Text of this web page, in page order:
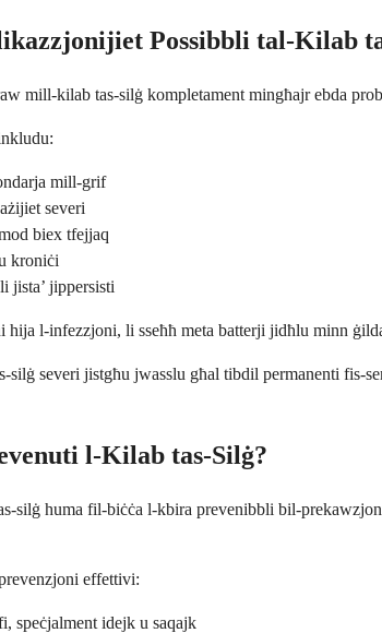
Possibbli tal-Kilab
mill-kilab tas-silġ kompletament mingħajr ebda
mill-grif
severi
biex tfejjaq
kroniċi
jista’ jippersisti
l-infezzjoni, li sseħħ meta batterji jidħlu minn
silġ severi jistgħu jwasslu għal tibdil permanenti
l-Kilab tas-Silġ?
silġ huma fil-biċċa l-kbira prevenibbli bil-
effettivi:
speċjalment idejk u saqajk